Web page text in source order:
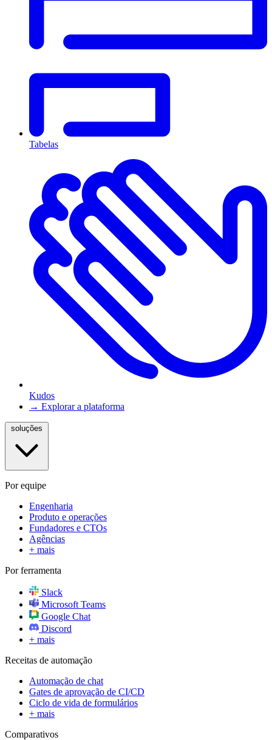
Tabelas
Kudos
→ Explorar a plataforma
Por equipe
Engenharia
Produto e operações
Fundadores e CTOs
Agências
+ mais
Por ferramenta
Slack
Microsoft Teams
Google Chat
Discord
+ mais
Receitas de automação
Automação de chat
Gates de aprovação de CI/CD
Ciclo de vida de formulários
+ mais
Comparativos